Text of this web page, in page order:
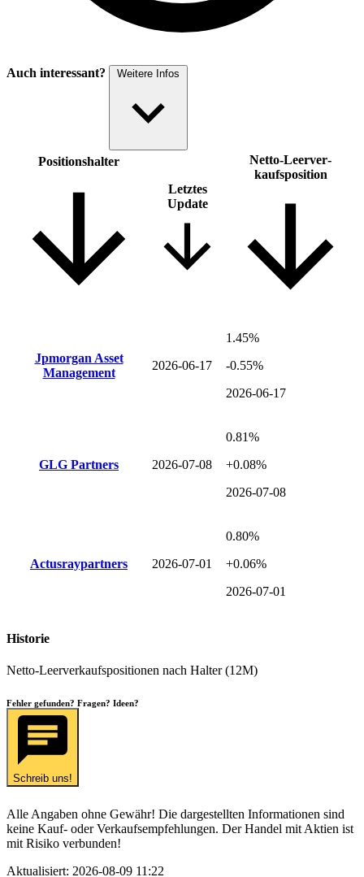
Auch interessant?
Positions­halter
Letztes
Update
Netto-Leer­ver­
kaufsposition
Jpmorgan Asset
Management
2026-06-17
1.45%
-0.55%
2026-06-17
GLG Partners 2026-07-08
0.81%
+0.08%
2026-07-08
Actusraypartners 2026-07-01
0.80%
+0.06%
2026-07-01
Historie
Netto-Leerverkaufspositionen nach Halter (12M)
Fehler gefunden? Fragen? Ideen?
Schreib uns!
Alle Angaben ohne Gewähr! Die dargestellten Informationen sind
keine Kauf- oder Verkaufsempfehlungen. Der Handel mit Aktien ist
mit Risiko verbunden!
Aktualisiert: 2026-08-09 11:22